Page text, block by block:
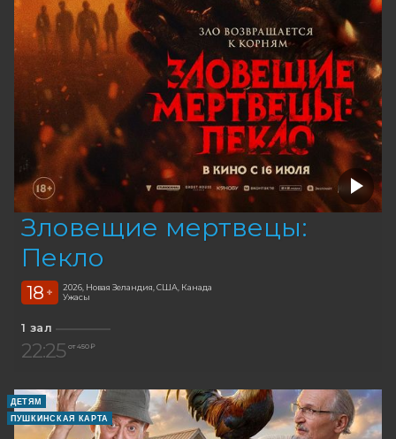
Зловещие мертвецы:
Пекло
18 +
2026, Новая Зеландия, США, Канада
Ужасы
1 зал
22:25 от 450 ₽
ДЕТЯМ
ПУШКИНСКАЯ КАРТА